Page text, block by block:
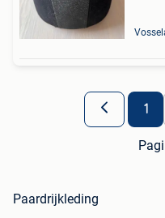
1
Paardrijkleding